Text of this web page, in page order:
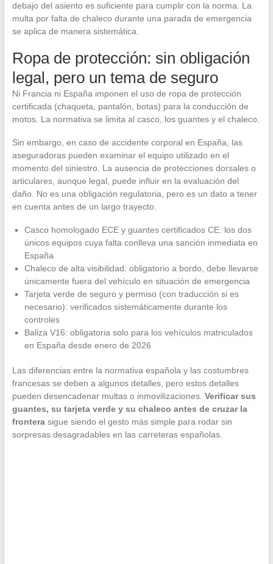
debajo del asiento es suficiente para cumplir con la norma. La
multa por falta de chaleco durante una parada de emergencia
se aplica de manera sistemática.
Ropa de protección: sin obligación
legal, pero un tema de seguro
Ni Francia ni España imponen el uso de ropa de protección
certificada (chaqueta, pantalón, botas) para la conducción de
motos. La normativa se limita al casco, los guantes y el chaleco.
Sin embargo, en caso de accidente corporal en España, las
aseguradoras pueden examinar el equipo utilizado en el
momento del siniestro. La ausencia de protecciones dorsales o
articulares, aunque legal, puede influir en la evaluación del
daño. No es una obligación regulatoria, pero es un dato a tener
en cuenta antes de un largo trayecto.
Casco homologado ECE y guantes certificados CE: los dos
únicos equipos cuya falta conlleva una sanción inmediata en
España
Chaleco de alta visibilidad: obligatorio a bordo, debe llevarse
únicamente fuera del vehículo en situación de emergencia
Tarjeta verde de seguro y permiso (con traducción si es
necesario): verificados sistemáticamente durante los
controles
Baliza V16: obligatoria solo para los vehículos matriculados
en España desde enero de 2026
Las diferencias entre la normativa española y las costumbres
francesas se deben a algunos detalles, pero estos detalles
pueden desencadenar multas o inmovilizaciones. Verificar sus
guantes, su tarjeta verde y su chaleco antes de cruzar la
fronterasigue siendo el gesto más simple para rodar sin
sorpresas desagradables en las carreteras españolas.